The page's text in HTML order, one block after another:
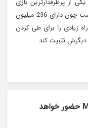
ها تبدیل شود البته هنوز امیدی به پابجی هست چون دارای 236 میلیون
78 میلیون کاربر راه زیادی را برای طی کردن
دیگرش تثبیت کند
آیا اسپایدرمن در Marvel’s Avengers حضور خواهد